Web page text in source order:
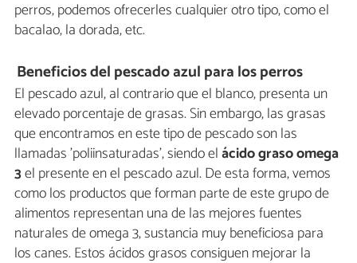
perros, podemos ofrecerles cualquier otro tipo, como el
bacalao, la dorada, etc.
Beneficios del pescado azul para los perros
El pescado azul, al contrario que el blanco, presenta un
elevado porcentaje de grasas. Sin embargo, las grasas
que encontramos en este tipo de pescado son las
llamadas 'poliinsaturadas', siendo elácido graso omega
3el presente en el pescado azul. De esta forma, vemos
como los productos que forman parte de este grupo de
alimentos representan una de las mejores fuentes
naturales de omega 3, sustancia muy beneficiosa para
los canes. Estos ácidos grasos consiguen mejorar la